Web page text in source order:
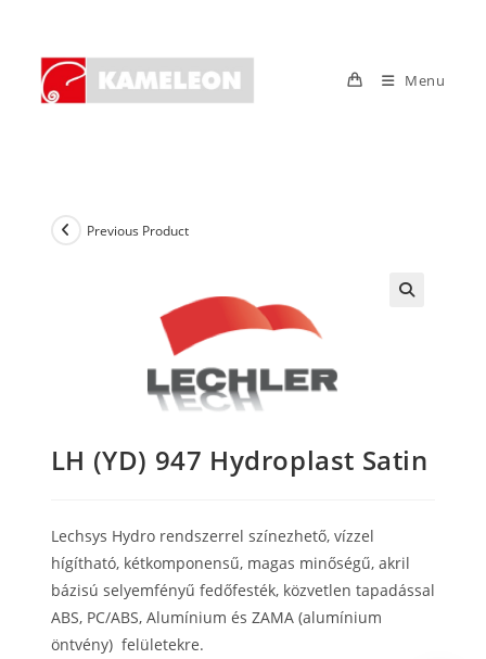
content
Menu
Previous Product
LH (YD) 947 Hydroplast Satin
Lechsys Hydro rendszerrel színezhető, vízzel
hígítható, kétkomponensű, magas minőségű, akril
bázisú selyemfényű fedőfesték, közvetlen tapadással
ABS, PC/ABS, Alumínium és ZAMA (alumínium
öntvény) felületekre.